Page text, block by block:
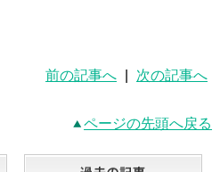
前の記事へ 次の記事へ
ページの先頭へ戻る
最新記事一覧